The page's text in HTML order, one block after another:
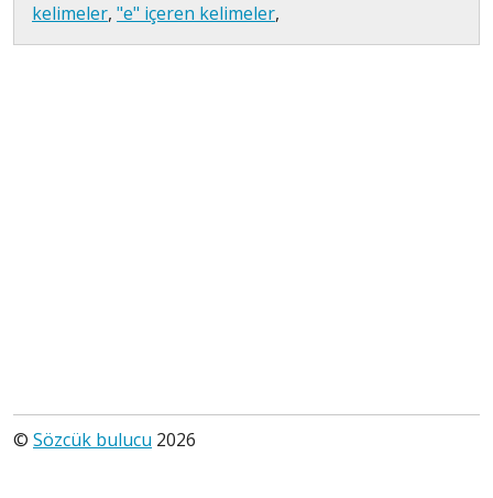
kelimeler, "e" içeren kelimeler,
© Sözcük bulucu 2026